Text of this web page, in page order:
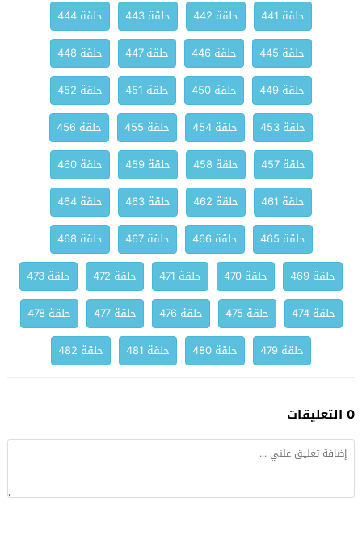
حلقة 441 حلقة 442 حلقة 443
حلقة 444
حلقة 445
حلقة 446 حلقة 447
حلقة 448
حلقة 449
حلقة 450 حلقة 451
حلقة 452
حلقة 453
حلقة 454 حلقة 455
حلقة 456
حلقة 457
حلقة 458 حلقة 459
حلقة 460
حلقة 461
حلقة 462 حلقة 463
حلقة 464
حلقة 465
حلقة 466 حلقة 467
حلقة 468
حلقة 469
حلقة 470 حلقة 471 حلقة 472
حلقة 473
حلقة 474
حلقة 475 حلقة 476 حلقة 477
حلقة 478
حلقة 479
حلقة 480 حلقة 481 حلقة 482
0 التعليقات